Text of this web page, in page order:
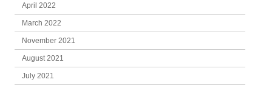
April 2022
March 2022
November 2021
August 2021
July 2021